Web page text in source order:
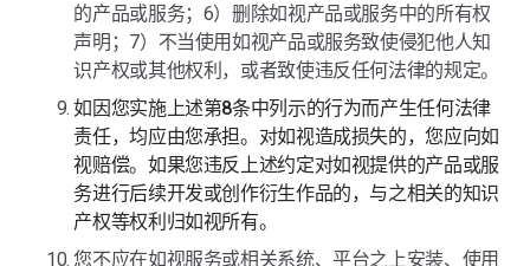
的产品或服务；6）删除如视产品或服务中的所有权
声明；7）不当使用如视产品或服务致使侵犯他人知
识产权或其他权利，或者致使违反任何法律的规定。
如因您实施上述第8条中列示的行为而产生任何法律
责任，均应由您承担。对如视造成损失的，您应向如
视赔偿。如果您违反上述约定对如视提供的产品或服
务进行后续开发或创作衍生作品的，与之相关的知识
产权等权利归如视所有。
您不应在如视服务或相关系统、平台之上安装、使用